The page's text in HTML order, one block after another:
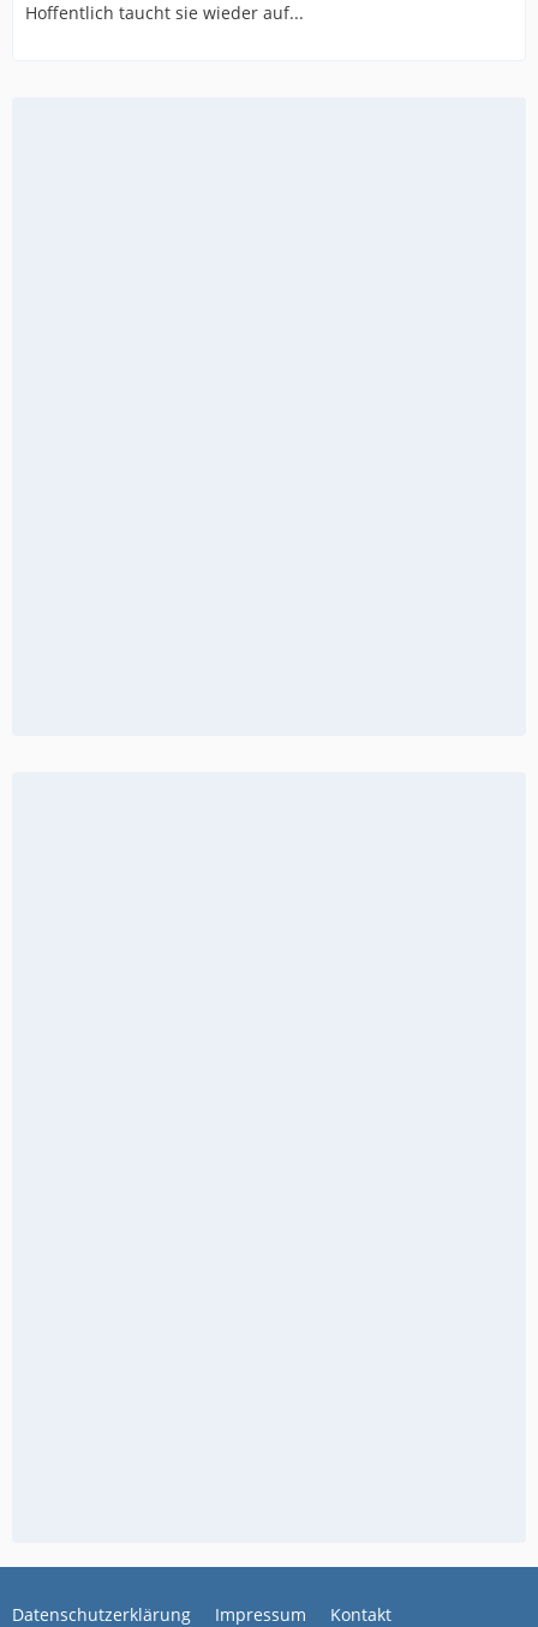
Hoffentlich taucht sie wieder auf...
Datenschutzerklärung Impressum Kontakt